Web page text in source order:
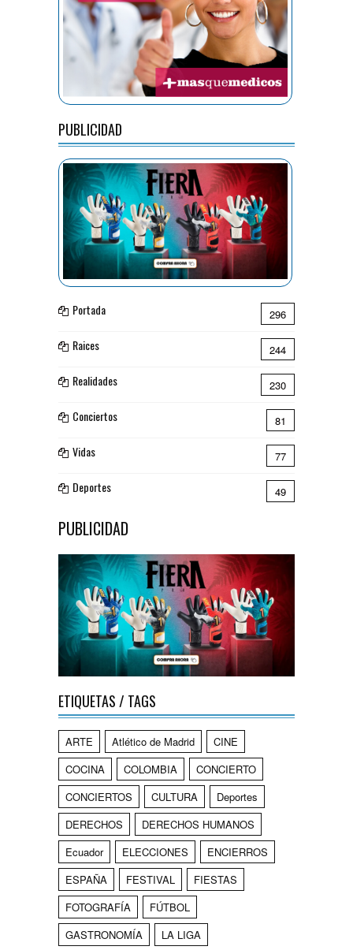
PUBLICIDAD
Portada 296
Raices 244
Realidades 230
Conciertos 81
Vidas 77
Deportes 49
PUBLICIDAD
ETIQUETAS / TAGS
ARTE Atlético de Madrid
CINE
COCINA
COLOMBIA
CONCIERTO
CONCIERTOS
CULTURA
Deportes
DERECHOS
DERECHOS HUMANOS
Ecuador
ELECCIONES
ENCIERROS
ESPAÑA
FESTIVAL
FIESTAS
FOTOGRAFÍA
FÚTBOL
GASTRONOMÍA
LA LIGA